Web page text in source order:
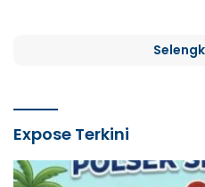
Expose Terkini